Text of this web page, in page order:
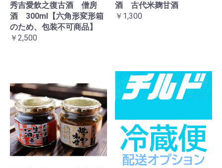
秀吉愛飲之復古酒 僧房
酒 300ml【六角形変形箱
のため、包装不可商品】
￥2,500
酒 古代米麹甘酒
￥1,300